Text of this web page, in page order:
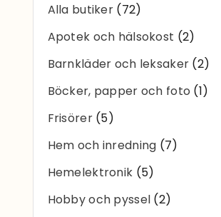
VÅRD
Sök
Alla butiker(72)
Apotek och hälsokost (2)
Barnkläder och leksaker (2)
Böcker, papper och foto (1)
Frisörer(5)
Hem och inredning (7)
Hemelektronik (5)
Hobby och pyssel (2)